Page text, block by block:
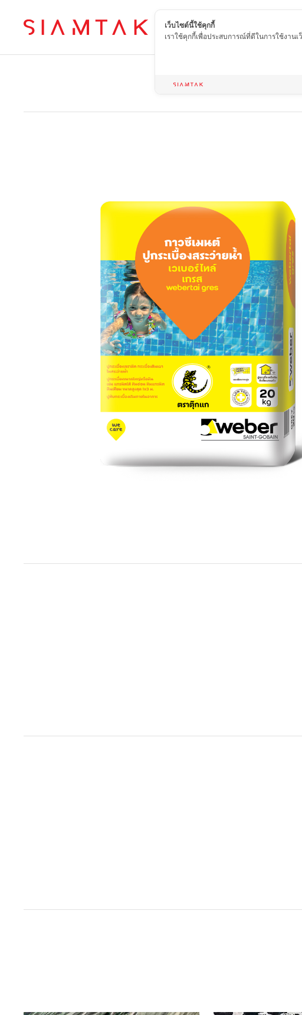
TH
เว็บไซต์นี้ใช้คุกกี้
เราใช้คุกกี้เพื่อประสบการณ์ที่ดีในการใช้งานเ